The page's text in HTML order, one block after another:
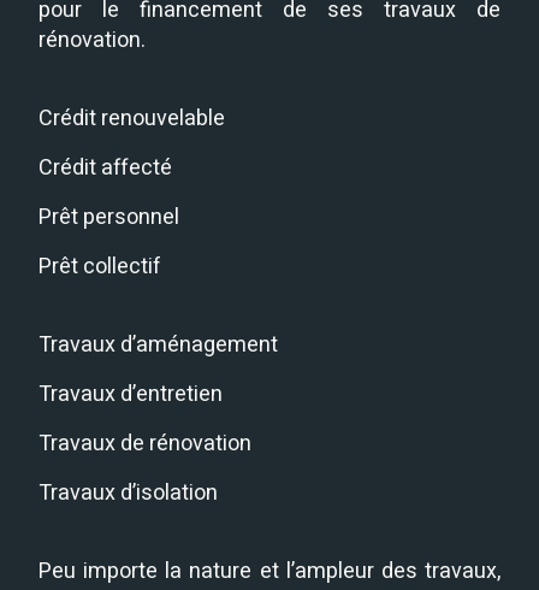
pour le financement de ses travaux de
rénovation.
Crédit renouvelable
Crédit affecté
Prêt personnel
Prêt collectif
Travaux d’aménagement
Travaux d’entretien
Travaux de rénovation
Travaux d’isolation
Peu importe la nature et l’ampleur des travaux,